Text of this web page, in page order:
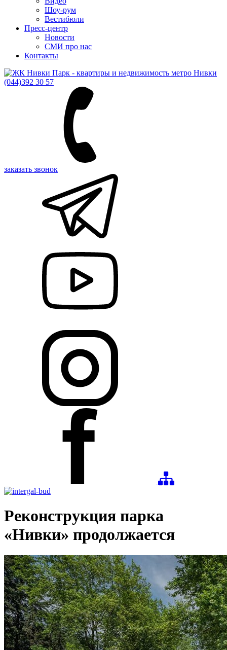
Шоу-рум
Вестибюли
Пресс-центр
Новости
СМИ про нас
Контакты
(044)392 30 57
заказать звонок
Реконструкция парка
«Нивки» продолжается